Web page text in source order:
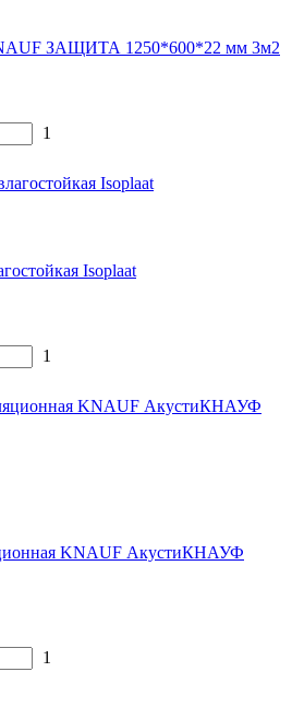
ЗАЩИТА 1250*600*22 мм 3м2
1
Isoplaat
1
KNAUF АкустиКНАУФ
1